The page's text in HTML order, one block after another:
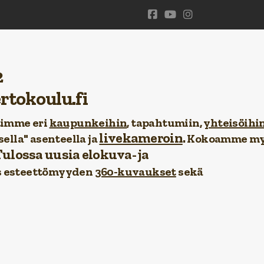
eri kaupunkeihin, tapahtumiin,
asenteella jalivekameroin.Kokoamme
uusia elokuva- ja
esteettömyyden 360-kuvauksetsekä